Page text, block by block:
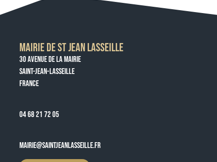
MAIRIE DE ST JEAN LASSEILLE
30 AVENUE DE LA MAIRIE
SAINT-JEAN-LASSEILLE
FRANCE
04 68 21 72 05
MAIRIE@SAINTJEANLASSEILLE.FR